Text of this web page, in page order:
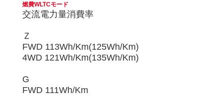
燃費WLTCモード
交流電力量消費率
Ｚ
FWD 113Wh/Km(125Wh/Km)
4WD 121Wh/Km(135Wh/Km)
G
FWD 111Wh/Km